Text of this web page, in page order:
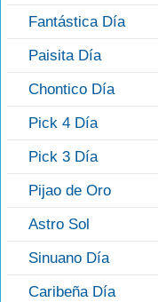
Fantástica Día
Paisita Día
Chontico Día
Pick 4 Día
Pick 3 Día
Pijao de Oro
Astro Sol
Sinuano Día
Caribeña Día